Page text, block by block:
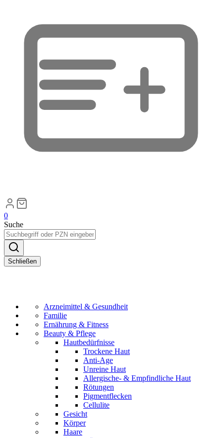
0
Suche
Schließen
Arzneimittel & Gesundheit
Familie
Ernährung & Fitness
Beauty & Pflege
Hautbedürfnisse
Trockene Haut
Anti-Age
Unreine Haut
Allergische- & Empfindliche Haut
Rötungen
Pigmentflecken
Cellulite
Gesicht
Körper
Haare